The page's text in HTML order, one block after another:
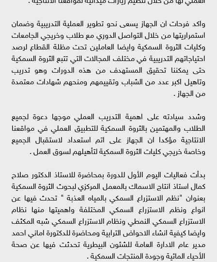
واكد فرحات ان الجهاز يسعى نحو تطوير العملية التدريبية وضمان
استمراريتها من خلال التواصل الدوري مع طلاب وخريجي الجامعات
وكليات الثروة السمكية وايضا العاملين تحت مظلة القطاع لرصد
احتياجاتهم التدريبية في مختلف المجالات التي تتبع الثروة السمكية
حتى يمكننا تحقيق المستهدف من هذه الدورات وهو تدريب
وتاهيل اكبر عدد من الشباب وتقييمهم ومنحهم شهادات معتمدة
من الجهاز .
وشدد سيادته على اهمية التدريب العملي موجها دعوة لجميع
الطلاب والمهتمين بالثروة السمكية للتطبيق العملي في مواقعنا
الانتاجية مؤكدا ان الجهاز على اتم استعداد لاستقبال الجميع
وخاصة خريجي كليات الثروة السمكية لتأهيلهم لسوق العمل .
بدأت فعاليات اليوم الأول للدورة بمحاضرة للاستاذ الدكتور صلاح
كمال استاذ انتاج الاسماك بالمعمل المركزي لبحوث الثروة السمكية
بعنوان "نظم الاستزراع السمكي بالمياه العذبة " تحدث فيها عن
انواع ونظم الاستزراع السمكي المختلفة واهميتها منها نظام
الاستزراع السمكي النمطي ونظام الاستزراع السمكي شبه المكثف
وايضا كيفية انشاء الاحواض الترابية ومحاضرة للدكتورة اماني احمد
مدير عام الادارة العامة للشئون البيطرية تحدثت فيها عن صحة
الأحياء المائية وجودة المنتجات السمكية .